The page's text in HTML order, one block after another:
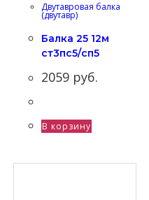
Двутавровая балка
(двутавр)
Балка 25 12м
ст3пс5/сп5
2059 руб.
В корзину